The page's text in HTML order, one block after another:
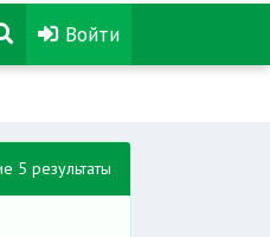
Войти
5 результаты